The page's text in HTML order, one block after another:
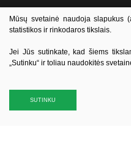
Luminor Bank AS Lietuvos skyrius
LT32 4010 0442 0018 6815
I-V 8.00-17.00
VI 8.00-14.00
Mūsų svetainė naudoja slapukus
statistikos ir rinkodaros tikslais.
Jei Jūs sutinkate, kad šiems
„Sutinku“ ir toliau naudokitės
SUTINKU